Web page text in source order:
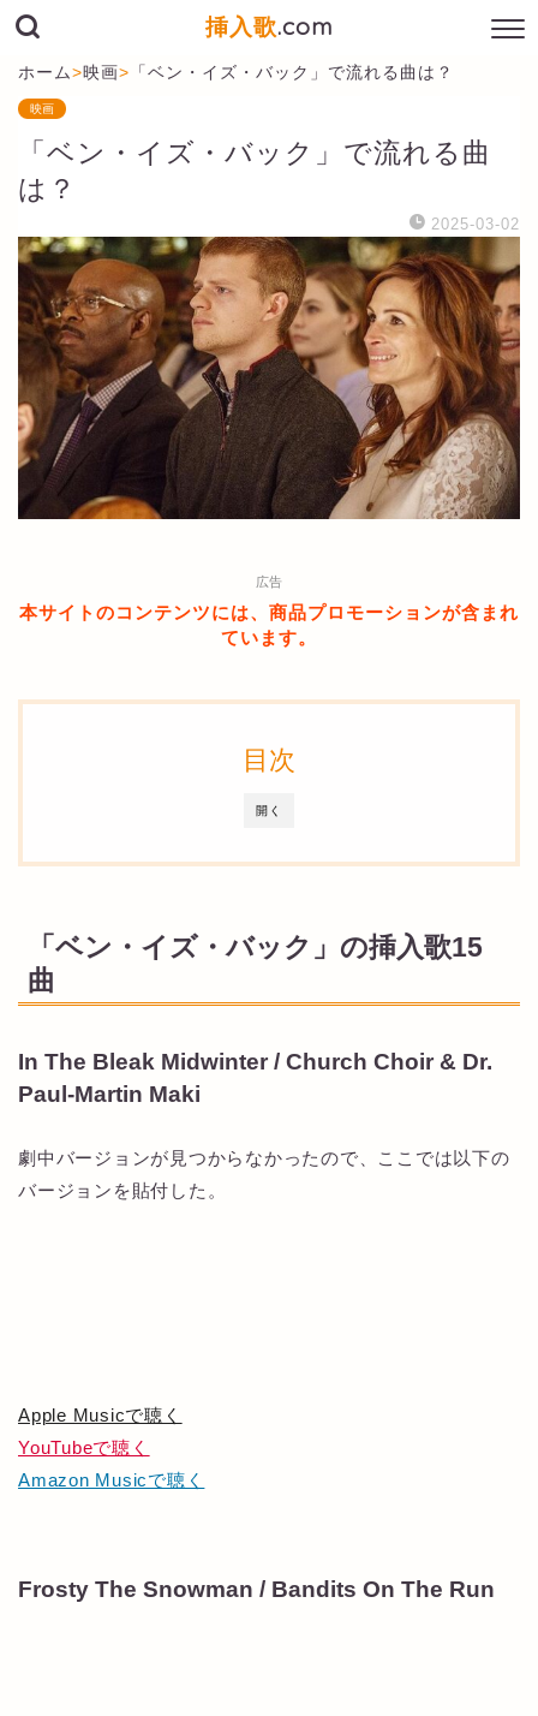
挿入歌.com
ホーム>映画> 「ベン・イズ・バック」で流れる曲は？
映画
「ベン・イズ・バック」で流れる曲
は？
2025-03-02
広告
本サイトのコンテンツには、商品プロモーションが含まれ
ています。
開く
目次
「ベン・イズ・バック」の挿入歌15
曲
In The Bleak Midwinter / Church Choir & Dr.
Paul-Martin Maki
劇中バージョンが見つからなかったので、ここでは以下の
バージョンを貼付した。
Apple Musicで聴く
YouTubeで聴く
Amazon Musicで聴く
Frosty The Snowman / Bandits On The Run